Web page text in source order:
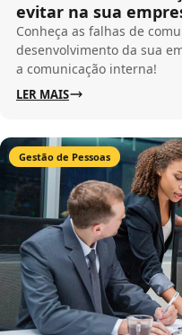
evitar na sua
Conheça as falhas de
desenvolvimento da sua
a comunicação interna!
LER MAIS
Gestão de Pessoas